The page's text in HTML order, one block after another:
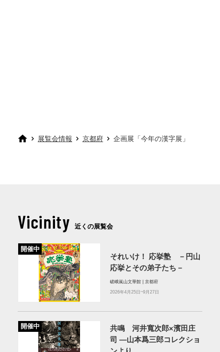
展覧会情報 京都府 企画展「今年の漢字展」
Vicinity 近くの展覧会
開催中
それいけ！ 応挙塾 －円山
応挙とその弟子たち－
嵯峨嵐山文華館 | 京都府
2026年4月25日~9月27日
開催中
共鳴 河井寬次郎×濱田庄
司 ―山本爲三郎コレクショ